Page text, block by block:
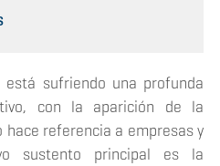
sufriendo una profunda
con la aparición de la
referencia a empresas y
sustento principal es la